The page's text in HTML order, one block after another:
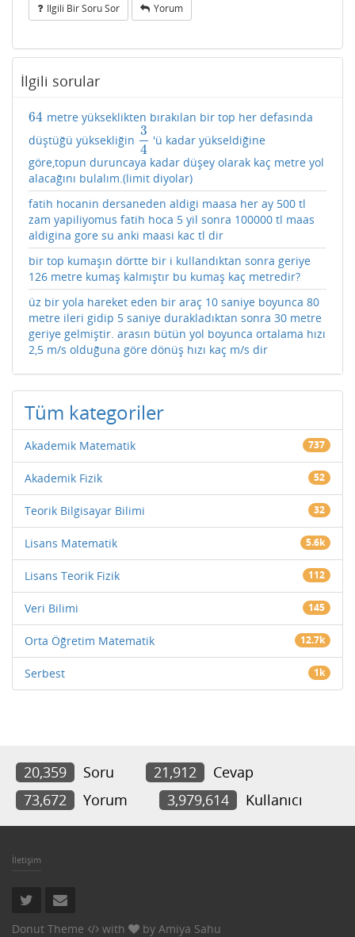
Ilgili Bir Soru Sor Yorum
İlgili sorular
64
64 metre yükseklikten bırakılan bir top her defasında
düştüğü yüksekliğin
3
4
34 'ü kadar yükseldiğine
göre,topun duruncaya kadar düşey olarak kaç metre yol
alacağını bulalım.(limit diyolar)
fatih hocanin dersaneden aldigi maasa her ay 500 tl
zam yapiliyomus fatih hoca 5 yil sonra 100000 tl maas
aldigina gore su anki maasi kac tl dir
bir top kumaşın dörtte bir i kullandıktan sonra geriye
126 metre kumaş kalmıştır bu kumaş kaç metredir?
üz bir yola hareket eden bir araç 10 saniye boyunca 80
metre ileri gidip 5 saniye durakladıktan sonra 30 metre
geriye gelmiştir. arasın bütün yol boyunca ortalama hızı
2,5 m/s olduğuna göre dönüş hızı kaç m/s dir
Tüm kategoriler
Akademik Matematik 737
Akademik Fizik 52
Teorik Bilgisayar Bilimi 32
Lisans Matematik 5.6k
Lisans Teorik Fizik 112
Veri Bilimi 145
Orta Öğretim Matematik 12.7k
Serbest 1k
20,359 Soru 21,912
Cevap
73,672
Yorum 3,979,614 Kullanıcı
İletişim
Donut Theme with by Amiya Sahu